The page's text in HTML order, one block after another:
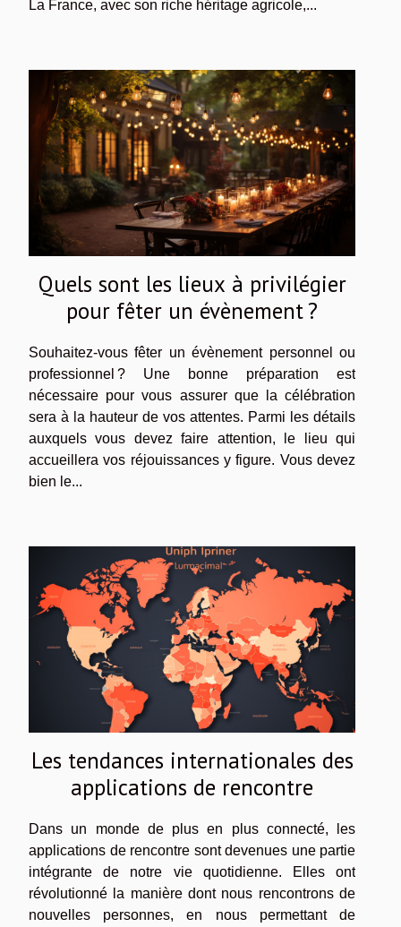
La France, avec son riche héritage agricole,...
Quels sont les lieux à privilégier
pour fêter un évènement ?
Souhaitez-vous fêter un évènement personnel ou
professionnel ? Une bonne préparation est
nécessaire pour vous assurer que la célébration
sera à la hauteur de vos attentes. Parmi les détails
auxquels vous devez faire attention, le lieu qui
accueillera vos réjouissances y figure. Vous devez
bien le...
Les tendances internationales des
applications de rencontre
Dans un monde de plus en plus connecté, les
applications de rencontre sont devenues une partie
intégrante de notre vie quotidienne. Elles ont
révolutionné la manière dont nous rencontrons de
nouvelles personnes, en nous permettant de